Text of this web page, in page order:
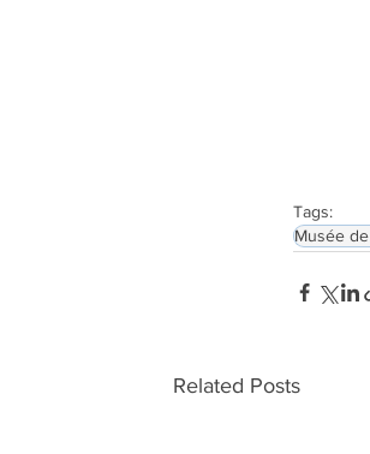
Tags:
Musée
Related Posts